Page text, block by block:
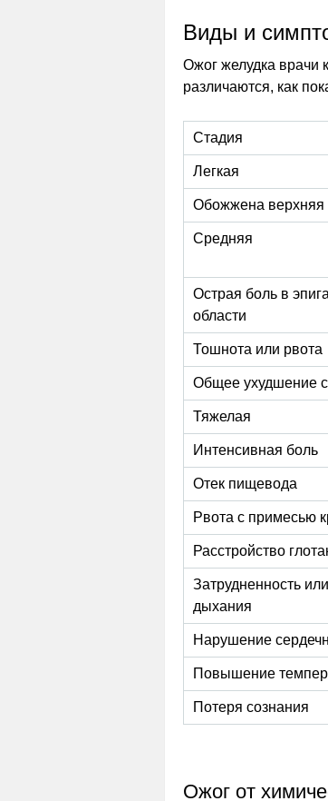
Виды и
Ожог желудка врачи
различаются, как
Стадия
Легкая
Обожжена верхняя
Средняя
Острая боль в
области
Тошнота или рвота
Общее ухудшение
Тяжелая
Интенсивная боль
Отек пищевода
Рвота с примесью
Расстройство
Затрудненность
дыхания
Нарушение
Повышение
Потеря сознания
Ожог от